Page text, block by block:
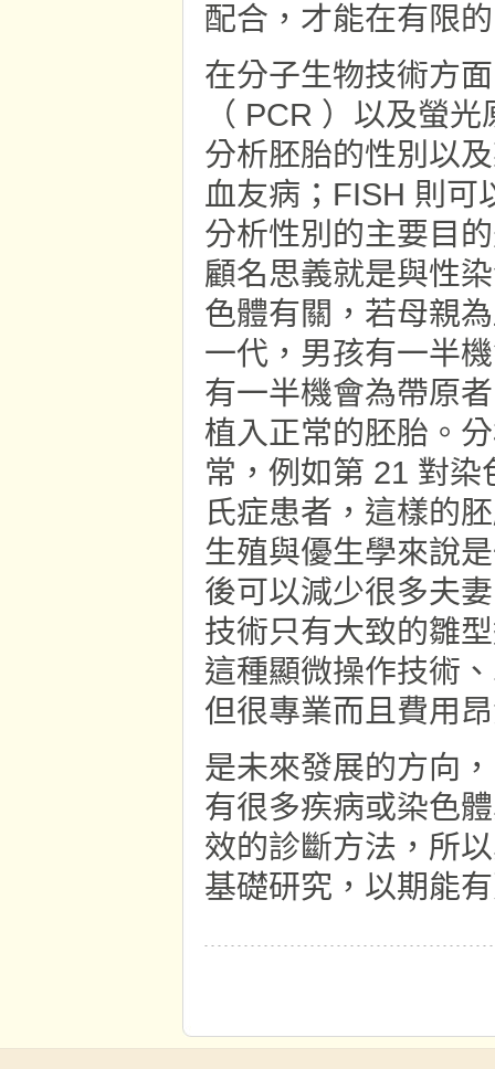
配合，才能在有限
在分子生物技術方
（ PCR ）以及螢
分析胚胎的性別以
血友病；FISH 則可
分析性別的主要目
顧名思義就是與性
色體有關，若母親
一代，男孩有一半
有一半機會為帶原
植入正常的胚胎。
常，例如第 21 對
氏症患者，這樣的
生殖與優生學來說
後可以減少很多夫
技術只有大致的雛
這種顯微操作技術
但很專業而且費用
是未來發展的方向
有很多疾病或染色
效的診斷方法，所
基礎研究，以期能